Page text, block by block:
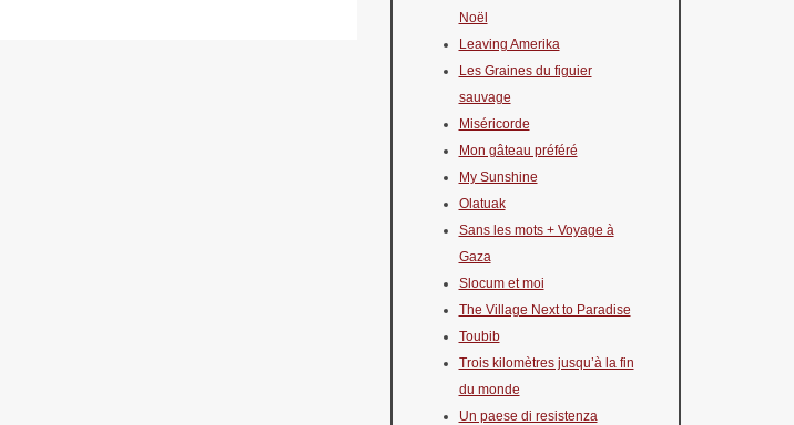
Noël
Leaving Amerika
Les Graines du figuier
sauvage
Miséricorde
Mon gâteau préféré
My Sunshine
Olatuak
Sans les mots + Voyage à
Gaza
Slocum et moi
The Village Next to Paradise
Toubib
Trois kilomètres jusqu’à la fin
du monde
Un paese di resistenza